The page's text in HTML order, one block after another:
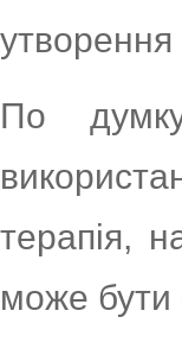
утворення
По
терапія,
може бути